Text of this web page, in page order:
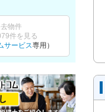
物件
件を見る
サービス専用）